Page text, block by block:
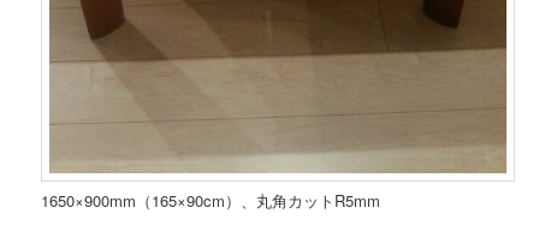
1650×900mm（165×90cm）、丸角カットR5mm